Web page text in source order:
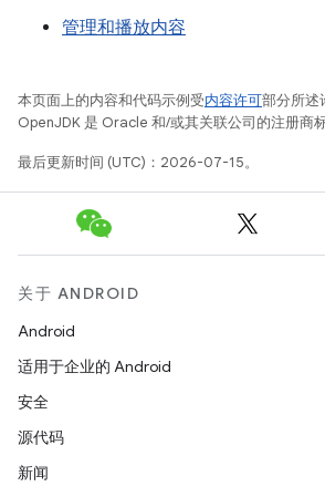
管理和播放内容
本页面上的内容和代码示例受内容许可部分所述
OpenJDK 是 Oracle 和/或其关联公司的注册商标
最后更新时间 (UTC)：2026-07-15。
关于 ANDROID
Android
适用于企业的 Android
安全
源代码
新闻